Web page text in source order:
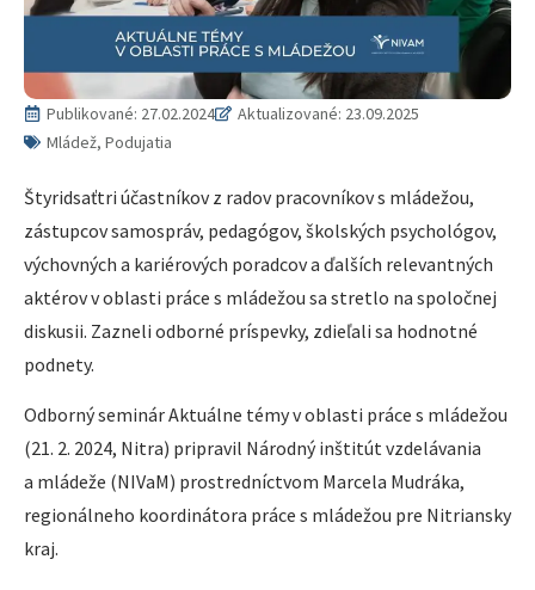
Publikované: 27.02.2024
Aktualizované: 23.09.2025
Mládež, Podujatia
Štyridsaťtri účastníkov z radov pracovníkov s mládežou,
zástupcov samospráv, pedagógov, školských psychológov,
výchovných a kariérových poradcov a ďalších relevantných
aktérov v oblasti práce s mládežou sa stretlo na spoločnej
diskusii. Zazneli odborné príspevky, zdieľali sa hodnotné
podnety.
Odborný seminár Aktuálne témy v oblasti práce s mládežou
(21. 2. 2024, Nitra) pripravil Národný inštitút vzdelávania
a mládeže (NIVaM) prostredníctvom Marcela Mudráka,
regionálneho koordinátora práce s mládežou pre Nitriansky
kraj.